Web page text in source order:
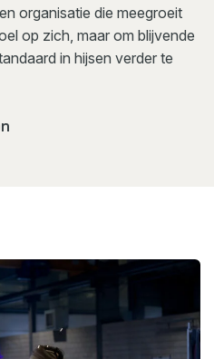
organisatie die meegroeit
op zich, maar om blijvende
in hijsen verder te